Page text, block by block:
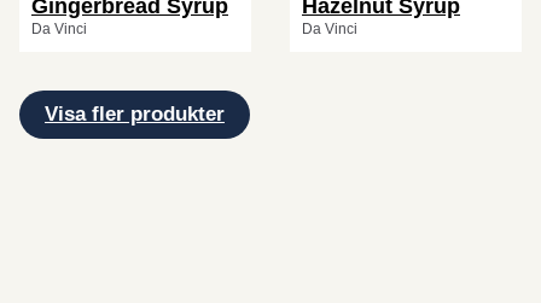
Gingerbread Syrup
Da Vinci
Hazelnut Syrup
Da Vinci
Visa fler produkter